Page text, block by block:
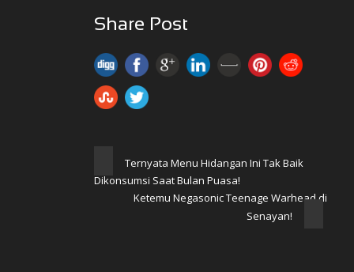
Share Post
Ternyata Menu Hidangan Ini Tak Baik
Dikonsumsi Saat Bulan Puasa!
Ketemu Negasonic Teenage Warhead di
Senayan!